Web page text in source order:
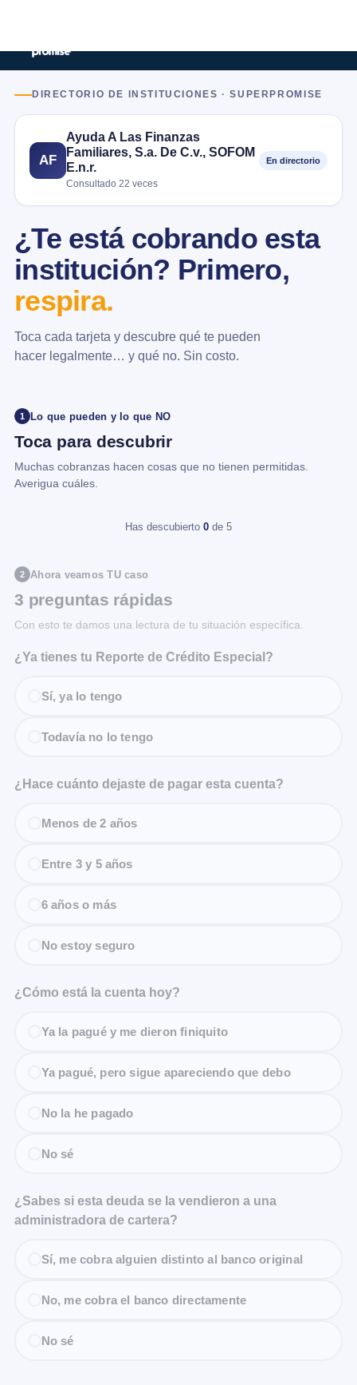
DIRECTORIO DE INSTITUCIONES · SUPERPROMISE
AF
Ayuda A Las Finanzas
Familiares, S.a. De C.v., SOFOM
E.n.r.
Consultado 22 veces
En directorio
¿Te está cobrando esta
institución? Primero,
respira.
Toca cada tarjeta y descubre qué te pueden
hacer legalmente… y qué no. Sin costo.
1 Lo que pueden y lo que NO
Toca para descubrir
Muchas cobranzas hacen cosas que no tienen permitidas.
Averigua cuáles.
Has descubierto 0 de 5
2 Ahora veamos TU caso
3 preguntas rápidas
Con esto te damos una lectura de tu situación específica.
¿Ya tienes tu Reporte de Crédito Especial?
Sí, ya lo tengo
Todavía no lo tengo
¿Hace cuánto dejaste de pagar esta cuenta?
Menos de 2 años
Entre 3 y 5 años
6 años o más
No estoy seguro
¿Cómo está la cuenta hoy?
Ya la pagué y me dieron finiquito
Ya pagué, pero sigue apareciendo que debo
No la he pagado
No sé
¿Sabes si esta deuda se la vendieron a una
administradora de cartera?
Sí, me cobra alguien distinto al banco original
No, me cobra el banco directamente
No sé